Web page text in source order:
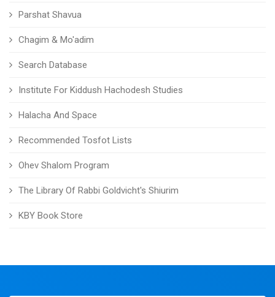
Parshat Shavua
Chagim & Mo'adim
Search Database
Institute For Kiddush Hachodesh Studies
Halacha And Space
Recommended Tosfot Lists
Ohev Shalom Program
The Library Of Rabbi Goldvicht's Shiurim
KBY Book Store